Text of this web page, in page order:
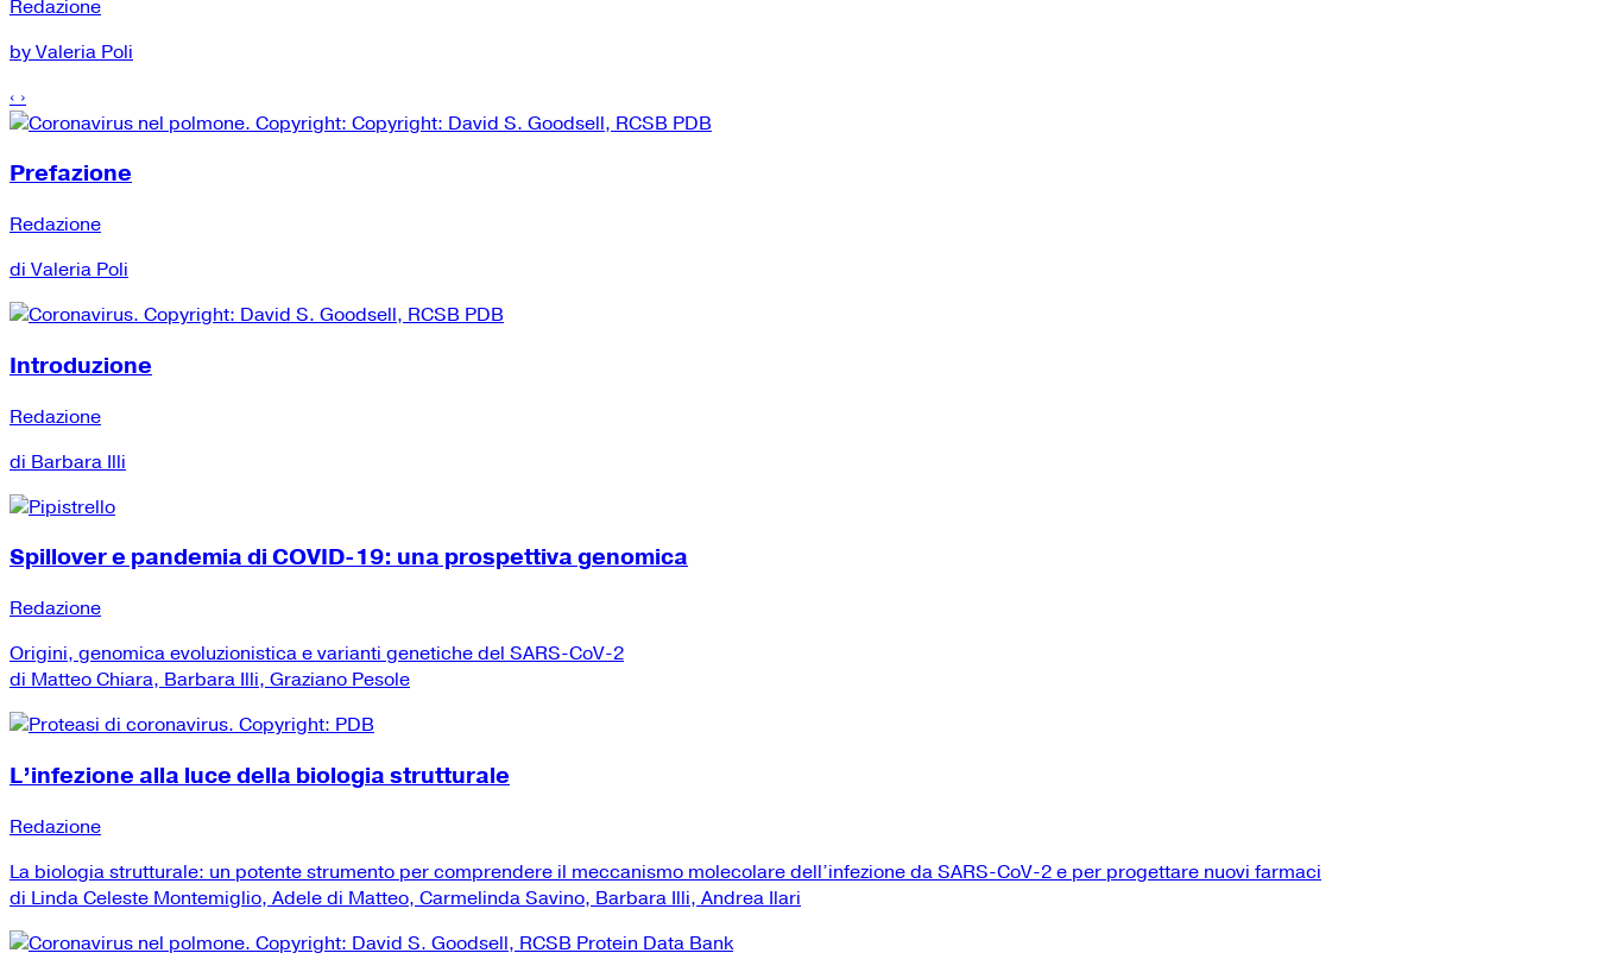
Redazione
by Valeria Poli
‹ ›
Prefazione
Redazione
di Valeria Poli
Introduzione
Redazione
di Barbara Illi
Spillover e pandemia di COVID-19: una prospettiva genomica
Redazione
Origini, genomica evoluzionistica e varianti genetiche del SARS-CoV-2
di Matteo Chiara, Barbara Illi, Graziano Pesole
L’infezione alla luce della biologia strutturale
Redazione
La biologia strutturale: un potente strumento per comprendere il meccanismo molecolare dell’infezione da SARS-CoV-2 e per progettare nuovi farmaci
di Linda Celeste Montemiglio, Adele di Matteo, Carmelinda Savino, Barbara Illi, Andrea Ilari